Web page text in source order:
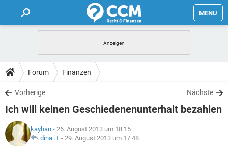
MENU
FORUM
TIPPS
Forum Finanzen
Vorherige Nächste
Ich will keinen Geschiedenenunterhalt bezahlen
kayhan - 26. August 2013 um 18:15
dina .T - 29. August 2013 um 17:48